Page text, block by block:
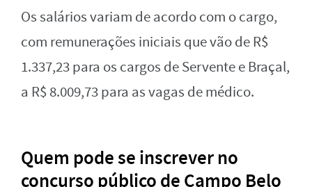
Os salários variam de acordo com o cargo,
com remunerações iniciais que vão de R$
1.337,23 para os cargos de Servente e Braçal,
a R$ 8.009,73 para as vagas de médico.
Quem pode se inscrever no
concurso público de Campo Belo